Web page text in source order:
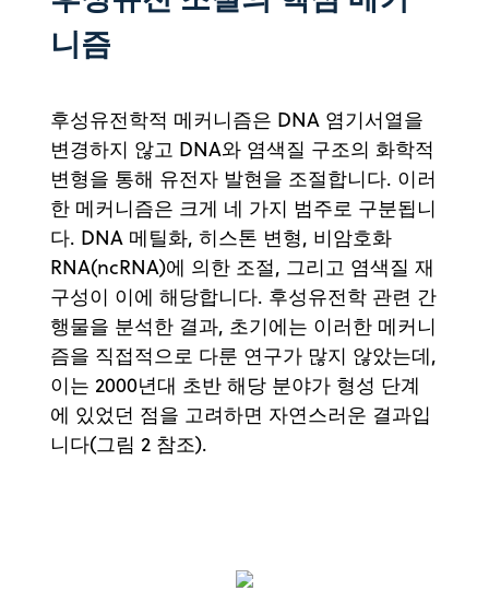
니즘
후성유전학적 메커니즘은 DNA 염기서열을
변경하지 않고 DNA와 염색질 구조의 화학적
변형을 통해 유전자 발현을 조절합니다. 이러
한 메커니즘은 크게 네 가지 범주로 구분됩니
다. DNA 메틸화, 히스톤 변형, 비암호화
RNA(ncRNA)에 의한 조절, 그리고 염색질 재
구성이 이에 해당합니다. 후성유전학 관련 간
행물을 분석한 결과, 초기에는 이러한 메커니
즘을 직접적으로 다룬 연구가 많지 않았는데,
이는 2000년대 초반 해당 분야가 형성 단계
에 있었던 점을 고려하면 자연스러운 결과입
니다(그림 2 참조).